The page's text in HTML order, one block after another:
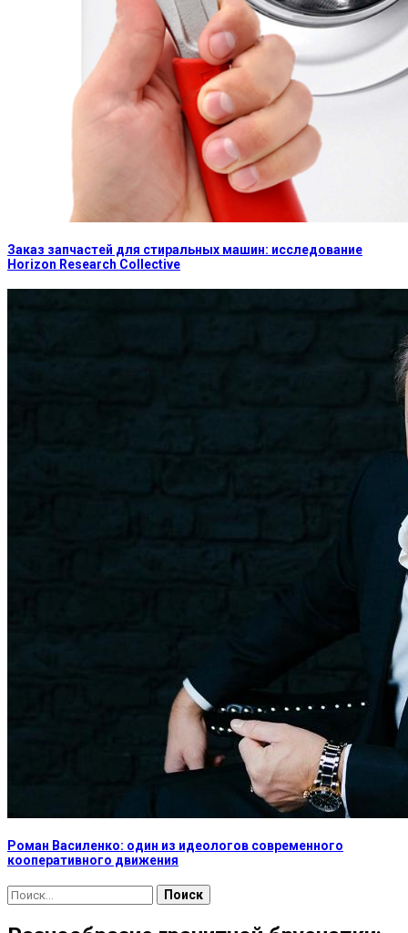
Заказ запчастей для стиральных машин: исследование
Horizon Research Collective
Роман Василенко: один из идеологов современного
кооперативного движения
Найти: